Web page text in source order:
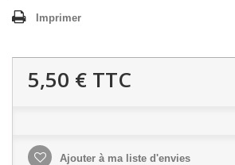
Imprimer
5,50 € TTC
Ajouter à ma liste d'envies